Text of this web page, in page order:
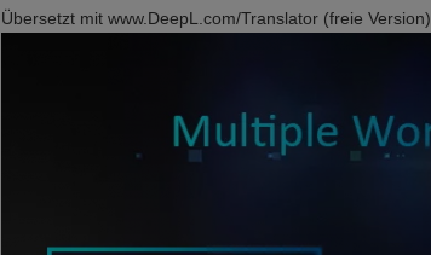
Übersetzt mit www.DeepL.com/Translator (freie Version)